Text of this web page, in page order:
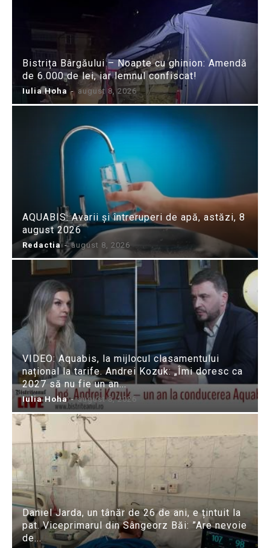
Bistrița Bârgăului – Noapte cu ghinion: Amendă
de 6.000 de lei, iar lemnul confiscat!
Iulia Hoha - august 8, 2026
AQUABIS: Avarii și întreruperi de apă, astăzi, 8
august 2026
Redactia - august 8, 2026
VIDEO: Aquabis, la mijlocul clasamentului
național la tarife. Andrei Kozuk: „Îmi doresc ca
2027 să nu fie un an...
Iulia Hoha - august 8, 2026
Daniel Jarda, un tânăr de 26 de ani, e țintuit la
pat. Viceprimarul din Sângeorz Băi: ”Are nevoie
de...